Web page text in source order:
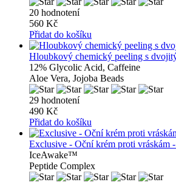
20 hodnotení
560 Kč
Přidat do košíku
Hloubkový chemický peeling s
12% Glycolic Acid, Caffeine
Aloe Vera, Jojoba Beads
29 hodnotení
490 Kč
Přidat do košíku
Exclusive - Oční krém proti vráskám
IceAwake™
Peptide Complex